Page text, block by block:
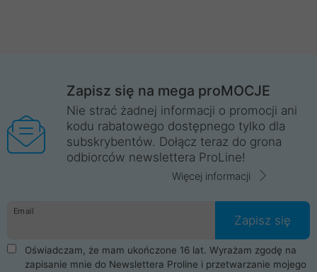
Zapisz się na mega proMOCJE
Nie strać żadnej informacji o promocji ani
kodu rabatowego dostępnego tylko dla
subskrybentów. Dołącz teraz do grona
odbiorców newslettera ProLine!
Więcej informacji
Email
Zapisz się
Oświadczam, że mam ukończone 16 lat. Wyrażam zgodę na
zapisanie mnie do Newslettera Proline i przetwarzanie mojego